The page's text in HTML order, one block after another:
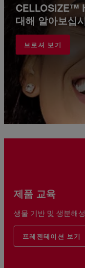
CELLOSIZE™
대해 알아보십
브로셔 보기
제품 교육
생물 기반 및 생분해
프레젠테이션 보기